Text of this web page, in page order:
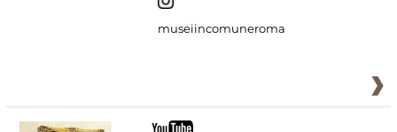
museiincomuneroma